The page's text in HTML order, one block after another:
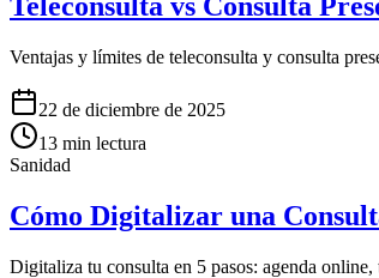
Ventajas y límites de teleconsulta y consulta
22 de diciembre de 2025
13 min lectura
Sanidad
Cómo Digitalizar una
Digitaliza tu consulta en 5 pasos: agenda